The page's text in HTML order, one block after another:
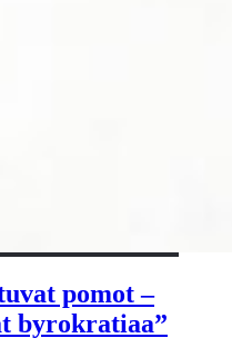
pomot –
byrokratiaa”